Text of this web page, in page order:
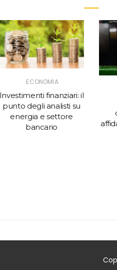
ECONOMIA
Investimenti finanziari: il
punto degli analisti su
energia e settore
bancario